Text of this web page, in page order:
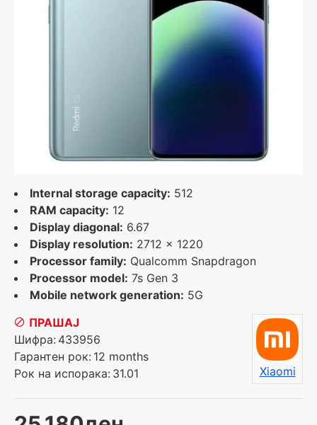
Internal storage capacity: 512
RAM capacity: 12
Display diagonal: 6.67
Display resolution: 2712 x 1220
Processor family: Qualcomm Snapdragon
Processor model: 7s Gen 3
Mobile network generation: 5G
ПРАШАЈ
Шифра: 433956
Гарантен рок: 12 months
Рок на испорака: 31.01 Xiaomi